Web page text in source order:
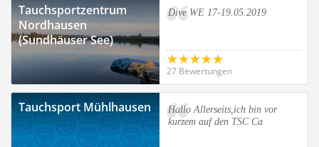
Tauchsportzentrum
Nordhausen
(Sundhäuser See)
Dive WE 17-19.05.2019
27 Bewertungen
Tauchsport Mühlhausen
Hallo Allerseits,ich bin vor
kurzem auf den TSC Ca